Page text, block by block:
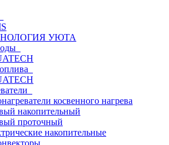
УЮТА
косвенного нагрева
накопительный
проточный
накопительные